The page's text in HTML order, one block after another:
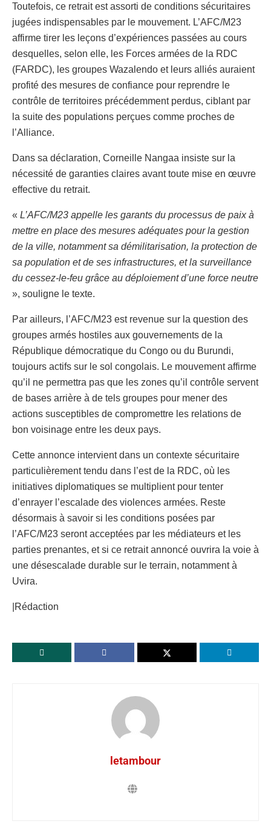
Toutefois, ce retrait est assorti de conditions sécuritaires
jugées indispensables par le mouvement. L’AFC/M23
affirme tirer les leçons d’expériences passées au cours
desquelles, selon elle, les Forces armées de la RDC
(FARDC), les groupes Wazalendo et leurs alliés auraient
profité des mesures de confiance pour reprendre le
contrôle de territoires précédemment perdus, ciblant par
la suite des populations perçues comme proches de
l’Alliance.
Dans sa déclaration, Corneille Nangaa insiste sur la
nécessité de garanties claires avant toute mise en œuvre
effective du retrait.
« L’AFC/M23 appelle les garants du processus de paix à
mettre en place des mesures adéquates pour la gestion
de la ville, notamment sa démilitarisation, la protection de
sa population et de ses infrastructures, et la surveillance
du cessez-le-feu grâce au déploiement d’une force neutre
», souligne le texte.
Par ailleurs, l’AFC/M23 est revenue sur la question des
groupes armés hostiles aux gouvernements de la
République démocratique du Congo ou du Burundi,
toujours actifs sur le sol congolais. Le mouvement affirme
qu’il ne permettra pas que les zones qu’il contrôle servent
de bases arrière à de tels groupes pour mener des
actions susceptibles de compromettre les relations de
bon voisinage entre les deux pays.
Cette annonce intervient dans un contexte sécuritaire
particulièrement tendu dans l’est de la RDC, où les
initiatives diplomatiques se multiplient pour tenter
d’enrayer l’escalade des violences armées. Reste
désormais à savoir si les conditions posées par
l’AFC/M23 seront acceptées par les médiateurs et les
parties prenantes, et si ce retrait annoncé ouvrira la voie à
une désescalade durable sur le terrain, notamment à
Uvira.
|Rédaction
letambour